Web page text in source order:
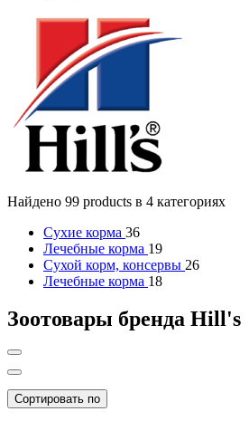
Найдено 99 products в 4 категориях
Сухие корма 36
Лечебные корма 19
Сухой корм, консервы 26
Лечебные корма 18
Зоотовары бренда Hill's
Сортировать по